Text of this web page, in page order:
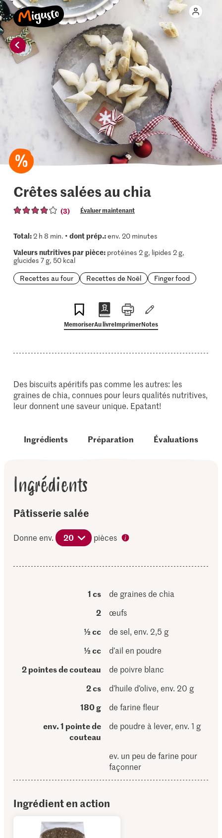
Crêtes salées au chia
(3) Évaluer maintenant
Total:2 h 8 min. • dont prép.:env. 20 minutes
Valeurs nutritives par pièce:protéines 2 g, lipides 2 g,
glucides 7 g, 50 kcal
Recettes au four
Recettes de Noël Finger food
MemoriserAu livreImprimerNotes
Des biscuits apéritifs pas comme les autres: les
graines de chia, connues pour leurs qualités nutritives,
leur donnent une saveur unique. Epatant!
Ingrédients Préparation Évaluations
Ingrédients
Pâtisserie salée
Donne env. 20 pièces
1 cs
de graines de chia
2
œufs
½ cc
de sel, env. 2,5 g
½ cc
d’ail en poudre
2 pointes de couteau
de poivre blanc
2 cs
d’huile d’olive, env. 20 g
180 g
de farine fleur
env. 1 pointe de
couteau
de poudre à lever, env. 1 g
ev. un peu de farine pour
façonner
Ingrédient en action